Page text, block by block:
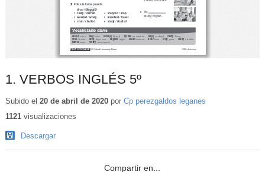
1. VERBOS INGLÉS 5º
Subido el 20 de abril de 2020por Cp perezgaldos leganes
1121visualizaciones
Descargar